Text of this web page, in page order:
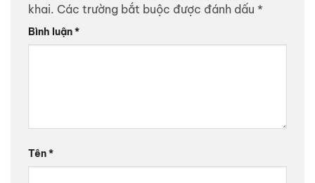
khai. Các trường bắt buộc được đánh dấu *
Bình luận*
Tên*